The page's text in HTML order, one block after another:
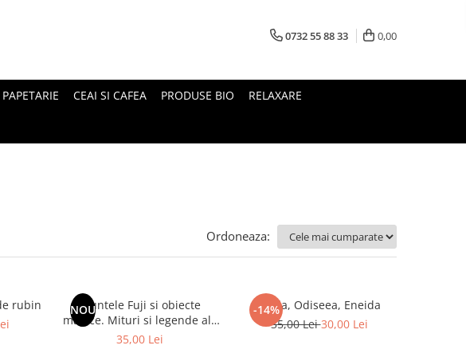
0732 55 88 33 0,00
CEAI SI CAFEA PRODUSE BIO RELAXARE
Ordoneaza:
rubin
NOU
Muntele Fuji si obiecte
magice. Mituri si legende ale
Japoniei
35,00 Lei
-14%
Iliada, Odiseea, Eneida
35,00 Lei30,00 Lei